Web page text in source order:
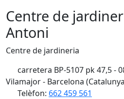
Centre de
Antoni
Centre de jardineria
carretera BP-5107 pk 47,5 -
Vilamajor - Barcelona
Telèfon: 662 459 561